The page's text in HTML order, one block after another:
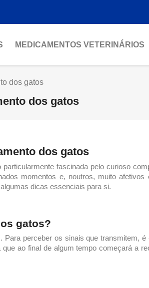
MEDICAMENTOS VETERINÁRIOS
dos gatos
dos gatos
dos gatos
fascinada pelo curioso
momentos e, noutros, muito
dicas essenciais para si.
gatos?
perceber os sinais que transmitem,
ao final de algum tempo começará a